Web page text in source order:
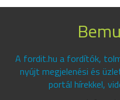
A fordit.hu a fordítók,
nyújt megjelenési és
portál hírekkel,